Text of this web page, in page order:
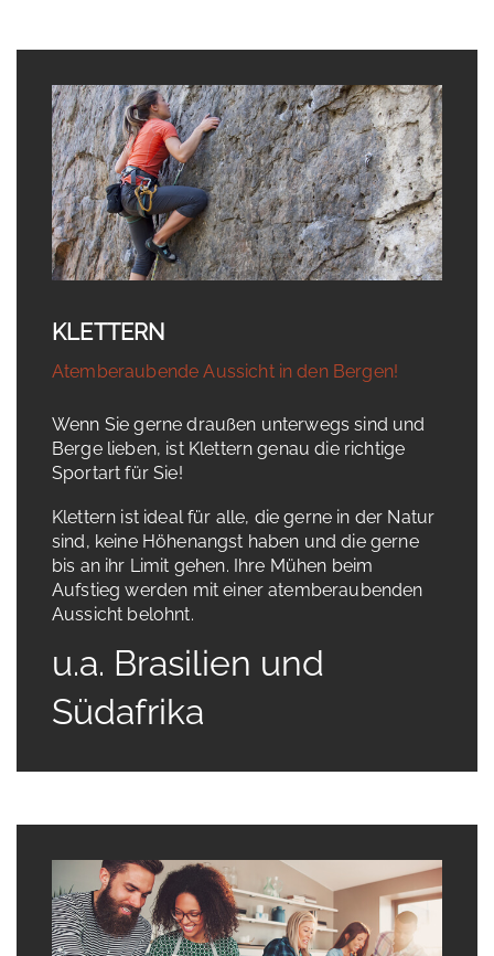
KLETTERN
Atemberaubende Aussicht in den Bergen!
Wenn Sie gerne draußen unterwegs sind und
Berge lieben, ist Klettern genau die richtige
Sportart für Sie!
Klettern ist ideal für alle, die gerne in der Natur
sind, keine Höhenangst haben und die gerne
bis an ihr Limit gehen. Ihre Mühen beim
Aufstieg werden mit einer atemberaubenden
Aussicht belohnt.
u.a. Brasilien und
Südafrika